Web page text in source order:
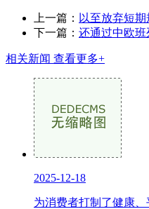
上一篇： 以至放弃短
下一篇： 还通过中欧班
相关新闻 查看更多+
2025-12-18
为消费者打制了健康